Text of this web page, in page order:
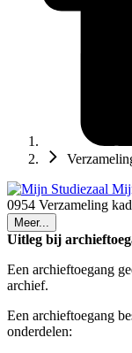
0954 Verzameling
Meer...
Uitleg bij
Een archieftoegang
archief.
Een archieftoegang
onderdelen: